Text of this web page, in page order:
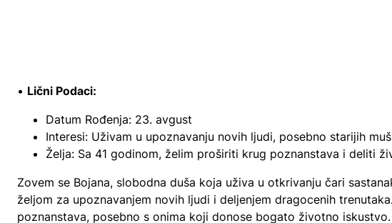
• Lični Podaci:
Datum Rođenja: 23. avgust
Interesi: Uživam u upoznavanju novih ljudi, posebno starijih
Želja: Sa 41 godinom, želim proširiti krug poznanstava i deliti
Zovem se Bojana, slobodna duša koja uživa u otkrivanju čari
željom za upoznavanjem novih ljudi i deljenjem dragocenih
poznanstava, posebno s onima koji donose bogato životno iskustvo.